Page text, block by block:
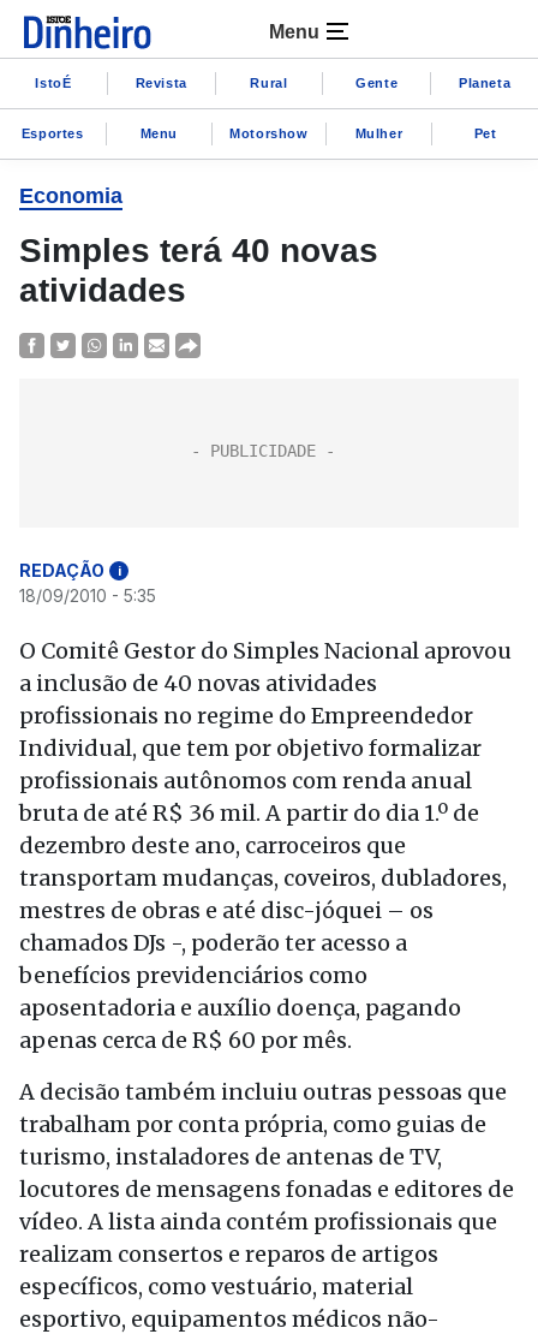
Menu
IstoÉ Revista Rural Gente Planeta
Esportes Menu Motorshow Mulher Pet
Economia
Simples terá 40 novas
atividades
REDAÇÃO i
18/09/2010 - 5:35
O Comitê Gestor do Simples Nacional aprovou
a inclusão de 40 novas atividades
profissionais no regime do Empreendedor
Individual, que tem por objetivo formalizar
profissionais autônomos com renda anual
bruta de até R$ 36 mil. A partir do dia 1.º de
dezembro deste ano, carroceiros que
transportam mudanças, coveiros, dubladores,
mestres de obras e até disc-jóquei – os
chamados DJs -, poderão ter acesso a
benefícios previdenciários como
aposentadoria e auxílio doença, pagando
apenas cerca de R$ 60 por mês.
A decisão também incluiu outras pessoas que
trabalham por conta própria, como guias de
turismo, instaladores de antenas de TV,
locutores de mensagens fonadas e editores de
vídeo. A lista ainda contém profissionais que
realizam consertos e reparos de artigos
específicos, como vestuário, material
esportivo, equipamentos médicos não-